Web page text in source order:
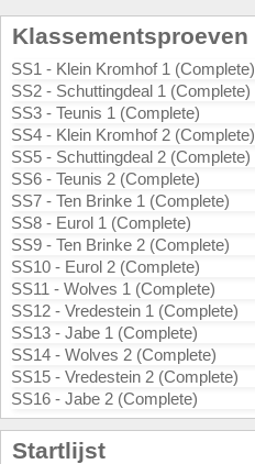
Klassementsproeven
SS1 - Klein Kromhof 1 (Complete)
SS2 - Schuttingdeal 1 (Complete)
SS3 - Teunis 1 (Complete)
SS4 - Klein Kromhof 2 (Complete)
SS5 - Schuttingdeal 2 (Complete)
SS6 - Teunis 2 (Complete)
SS7 - Ten Brinke 1 (Complete)
SS8 - Eurol 1 (Complete)
SS9 - Ten Brinke 2 (Complete)
SS10 - Eurol 2 (Complete)
SS11 - Wolves 1 (Complete)
SS12 - Vredestein 1 (Complete)
SS13 - Jabe 1 (Complete)
SS14 - Wolves 2 (Complete)
SS15 - Vredestein 2 (Complete)
SS16 - Jabe 2 (Complete)
Startlijst